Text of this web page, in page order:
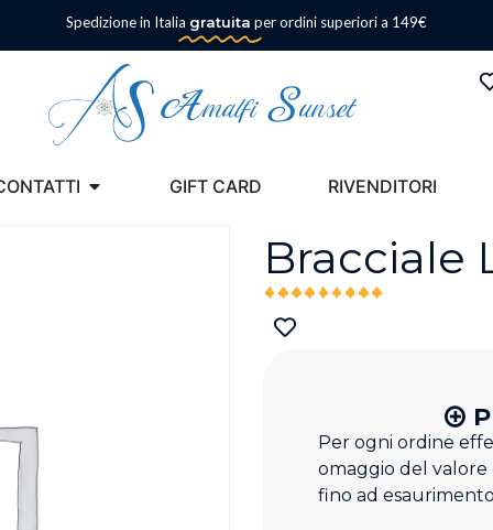
Spedizione in Italia gratuita per ordini superiori a 149€
GIFT CARD RIVENDITORI
Bracciale
Per ogni ordine
omaggio del
fino ad